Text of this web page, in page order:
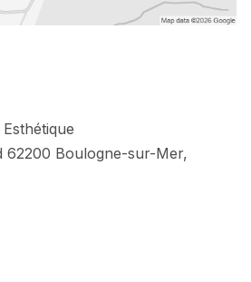
62200 Boulogne-sur-Mer,